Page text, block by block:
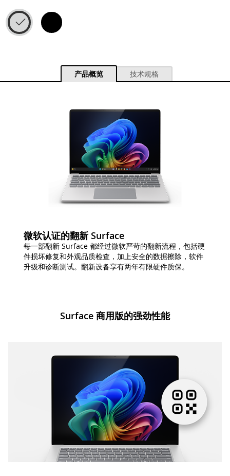
产品概览 技术规格
微软认证的翻新 Surface
每一部翻新 Surface 都经过微软严苛的翻新流程，包括硬
件损坏修复和外观品质检查，加上安全的数据擦除，软件
升级和诊断测试。翻新设备享有两年有限硬件质保。
Surface 商用版的强劲性能